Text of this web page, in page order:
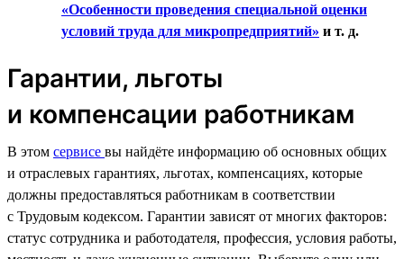
«Особенности проведения специальной оценки
условий труда для микропредприятий» и т. д.
Гарантии, льготы
и компенсации работникам
В этом сервисе вы найдёте информацию об основных общих
и отраслевых гарантиях, льготах, компенсациях, которые
должны предоставляться работникам в соответствии
с Трудовым кодексом. Гарантии зависят от многих факторов:
статус сотрудника и работодателя, профессия, условия работы,